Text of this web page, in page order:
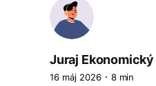
Juraj Ekonomický
16 máj 2026 8 min